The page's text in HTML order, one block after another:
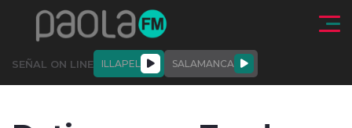
Click acá para ir directamente al contenido
SEÑAL ON LINE ILLAPEL SALAMANCA
ACTUALIDAD